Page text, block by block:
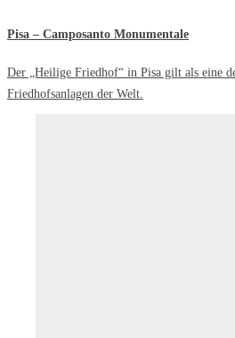
Pisa – Camposanto Monumentale
Der „Heilige Friedhof“ in Pisa gilt als eine
Friedhofsanlagen der Welt.